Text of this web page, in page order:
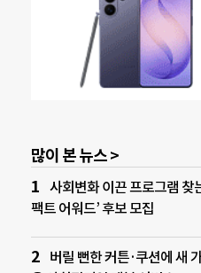
많이 본 뉴스 >
사회변화 이끈 프로그램 찾
팩트 어워드’ 후보 모집
버릴 뻔한 커튼·쿠션에 새